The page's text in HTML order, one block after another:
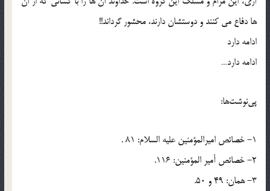
ها دفاع مى کنند و دوستشان دارند، محشور گرداند!!
ادامه دارد
ادامه دارد…
پی‌نوشت‌ها:
1- خصائص امیرالمؤمنین علیه السلام: 81 .
2- خصائص أمیر المؤمنین: 116.
3- همان: 49 و 50.